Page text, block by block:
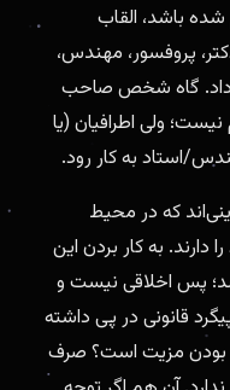
باشد، القاب
پروفسور، مهندس،
داد. گاه شخص صاحب
ولی اطرافیان (یا
استاد به کار رود.
که در محیط
به کار بردن این
پس اخلاقی نیست و
قانونی در پی داشته
بودن مزیت است؟ صرف